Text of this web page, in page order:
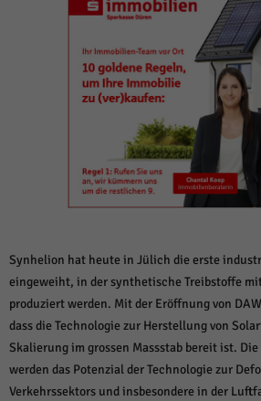
Synhelion hat heute in Jülich die erste
eingeweiht, in der synthetische Treibstoffe
produziert werden. Mit der Eröffnung von
dass die Technologie zur Herstellung von
Skalierung im grossen Massstab bereit ist.
werden das Potenzial der Technologie zur
Verkehrssektors und insbesondere in der
auswählen.
Alle akzeptieren
Zurück
Datenschutzeinstellungen
Essenzielle Cookies ermöglichen grundlegende
einwandfreie Funktion der Website erforderlich.
Cookie-Informationen
Statistik Cookies erfassen Informationen anonym.
uns zu verstehen, wie unsere Besucher unsere
Cookie-Informationen
Marketing (1)
Marketing-Cookies werden von Drittanbietern
um personalisierte Werbung anzuzeigen. Sie tun